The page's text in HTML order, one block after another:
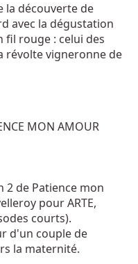
la découverte de
avec la dégustation
rouge : celui des
révolte vigneronne de
MON AMOUR
2 de Patience mon
pour ARTE,
courts).
d'un couple de
la maternité.